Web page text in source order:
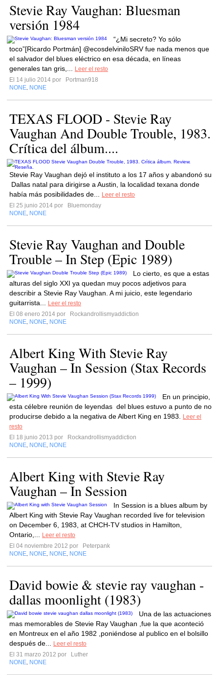
Stevie Ray Vaughan: Bluesman
versión 1984
“¿Mi secreto? Yo sólo
toco”[Ricardo Portmán] @ecosdelviniloSRV fue nada menos que
el salvador del blues eléctrico en esa década, en líneas
generales tan gris,...
Leer el resto
El 14 julio 2014 por
Portman918
NONE NONE
TEXAS FLOOD - Stevie Ray
Vaughan And Double Trouble, 1983.
Crítica del álbum....
Stevie Ray Vaughan dejó el instituto a los 17 años y abandonó su
Dallas natal para dirigirse a Austin, la localidad texana donde
había más posibilidades de...
Leer el resto
El 25 junio 2014 por
Bluemonday
NONE NONE
Stevie Ray Vaughan and Double
Trouble – In Step (Epic 1989)
Lo cierto, es que a estas
alturas del siglo XXI ya quedan muy pocos adjetivos para
describir a Stevie Ray Vaughan. A mi juicio, este legendario
guitarrista...
Leer el resto
El 08 enero 2014 por
Rockandrollismyaddiction
NONE NONE NONE
Albert King With Stevie Ray
Vaughan – In Session (Stax Records
– 1999)
En un principio,
esta célebre reunión de leyendas del blues estuvo a punto de no
producirse debido a la negativa de Albert King en 1983.
Leer el
resto
El 18 junio 2013 por
Rockandrollismyaddiction
NONE NONE NONE
Albert King with Stevie Ray
Vaughan – In Session
In Session is a blues album by
Albert King with Stevie Ray Vaughan recorded live for television
on December 6, 1983, at CHCH-TV studios in Hamilton,
Ontario,...
Leer el resto
El 04 noviembre 2012 por
Peterpank
NONE NONE NONE NONE
David bowie & stevie ray vaughan -
dallas moonlight (1983)
Una de las actuaciones
mas memorables de Stevie Ray Vaughan ,fue la que aconteció
en Montreux en el año 1982 ,poniéndose al publico en el bolsillo
después de...
Leer el resto
El 31 marzo 2012 por
Luther
NONE NONE